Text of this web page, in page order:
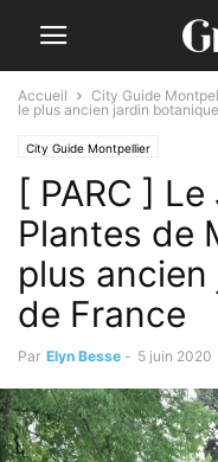
Accueil City Guide
le plus ancien jardin
City Guide Montpellier
[ PARC ]
Plantes de
plus
de France
Par Elyn Besse - 5 juin 2020